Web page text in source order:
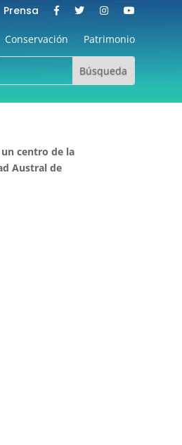
Prensa
Conservación Patrimonio
un centro de la
Austral de